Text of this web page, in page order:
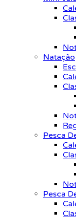
Natação
Pesca
Pesca